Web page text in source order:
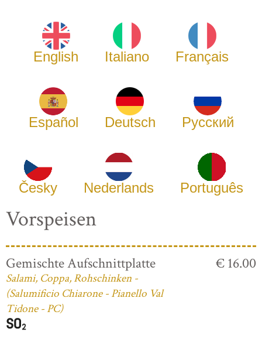
English Italiano Français
Español Deutsch Русский
Česky Nederlands Português
Vorspeisen
Gemischte Aufschnittplatte
Salami, Coppa, Rohschinken -
(Salumificio Chiarone - Pianello Val
Tidone - PC)
€ 16.00